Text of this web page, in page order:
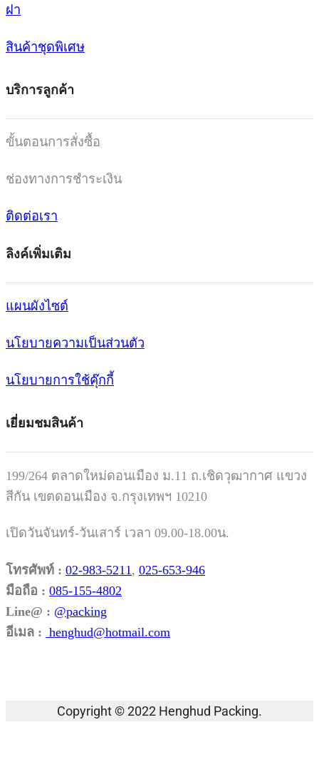
ฝา
สินค้าชุดพิเศษ
บริการลูกค้า
ขั้นตอนการสั่งซื้อ
ช่องทางการชำระเงิน
ติดต่อเรา
ลิงค์เพิ่มเติม
แผนผังไซต์
นโยบายความเป็นส่วนตัว
นโยบายการใช้คุ๊กกี้
เยี่ยมชมสินค้า
199/264 ตลาดใหม่ดอนเมือง ม.11 ถ.เชิดวุฒากาศ แขวง
สีกัน เขตดอนเมือง จ.กรุงเทพฯ 10210
เปิดวันจันทร์-วันเสาร์ เวลา 09.00-18.00น.
โทรศัพท์ : 02-983-5211, 025-653-946
มือถือ : 085-155-4802
Line@ : @packing
อีเมล : henghud@hotmail.com
Copyright © 2022 Henghud Packing.